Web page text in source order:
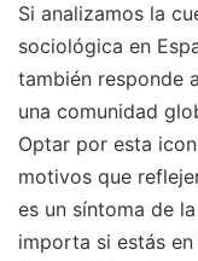
Si analizamos la
sociológica en
también responde
una comunidad
Optar por esta
motivos que
es un síntoma de
importa si estás